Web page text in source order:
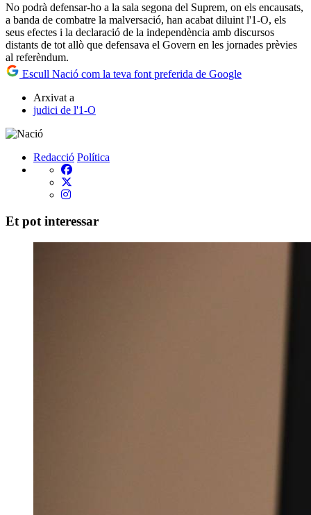
No podrà defensar-ho a la sala segona del Suprem, on els encausats,
a banda de combatre la malversació, han acabat diluint l'1-O, els
seus efectes i la declaració de la independència amb discursos
distants de tot allò que defensava el Govern en les jornades prèvies
al referèndum.
Escull Nació com la teva font preferida de Google
Arxivat a
judici de l'1-O
Redacció Política
Et pot interessar